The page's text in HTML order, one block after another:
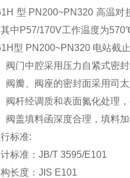
型 PN200~PN320 高温
其中P57/170V工作温度为
型 PN200~PN320 电站截
阀门中腔采用压力自紧式密
阀瓣、阀座的密封面采用司
阀杆经调质和表面氮化处理
阀盖填料函深度合理，填料
标准:
标准：JB/T 3595/E101
长度：JIS E101